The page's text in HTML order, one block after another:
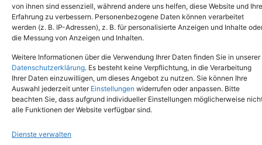
von ihnen sind essenziell, während andere uns helfen, diese Website und Ihre
Erfahrung zu verbessern. Personenbezogene Daten können verarbeitet
werden (z. B. IP-Adressen), z. B. für personalisierte Anzeigen und Inhalte
die Messung von Anzeigen und Inhalten.
Weitere Informationen über die Verwendung Ihrer Daten finden Sie in unserer
Datenschutzerklärung. Es besteht keine Verpflichtung, in die Verarbeitung
Ihrer Daten einzuwilligen, um dieses Angebot zu nutzen. Sie können Ihre
Auswahl jederzeit unter Einstellungen widerrufen oder anpassen. Bitte
beachten Sie, dass aufgrund individueller Einstellungen möglicherweise
alle Funktionen der Website verfügbar sind.
Dienste verwalten
Copyright © 2024. Alle Rechte vorbehalten.
Tel.: (02651) - 77438info@tierheim-mayen.de
In der Pluns 1, 56727 Mayen